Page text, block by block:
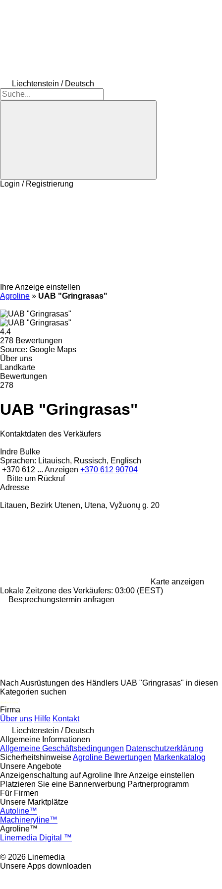
Liechtenstein / Deutsch
Login / Registrierung
Ihre Anzeige einstellen
Agroline » UAB "Gringrasas"
4.4
278 Bewertungen
Source: Google Maps
Über uns
Landkarte
Bewertungen
278
UAB "Gringrasas"
Kontaktdaten des Verkäufers
Indre Bulke
Sprachen: Litauisch, Russisch, Englisch
+370 612 ... Anzeigen +370 612 90704
Bitte um Rückruf
Adresse
Litauen, Bezirk Utenen, Utena, Vyžuonų g. 20
Karte anzeigen
Lokale Zeitzone des Verkäufers: 03:00 (EEST)
Besprechungstermin anfragen
Nach Ausrüstungen des Händlers UAB "Gringrasas" in diesen
Kategorien suchen
disallow-in-dsa
Firma
Über uns Hilfe Kontakt
Liechtenstein / Deutsch
Allgemeine Informationen
Allgemeine Geschäftsbedingungen Datenschutzerklärung
SicherheitshinweiseAgroline Bewertungen Markenkatalog
Unsere Angebote
Anzeigenschaltung auf Agroline Ihre Anzeige einstellen
Platzieren Sie eine Bannerwerbung Partnerprogramm
Für Firmen
Unsere Marktplätze
Autoline™
Machineryline™
Agroline™
Linemedia Digital ™
© 2026 Linemedia
Unsere Apps downloaden